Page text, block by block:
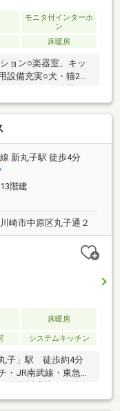
モニタ付インターホ
ン
床暖房
ョン○楽器室、キッ
設備充実○犬・猫2匹
幼稚園、保育園、
てる暮らしやすい立
す○施工会社 鹿島建
産建物サービス株式
新丸子駅 徒歩4分
階建
崎市中原区丸子通２
床暖房
システムキッチン
子」駅 徒歩約4分
・JR南武線・東急東
ディション良好・専